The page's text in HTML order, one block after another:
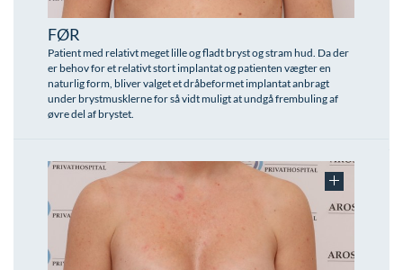
Lunge-astma-allergi
Mave-tarm kirurgi
Menopause- og hormonterapi
Neurologi (hjerne-nervesygdomme)
Plastikkirurgi (rekonstruktiv)
Reumatologi (gigtsygdomme)
Svedproblemer
Ar og strækmærker
Uønsket hårvækst
Hårtab
Aldersprægede håndrygge
Intim konturering/foryngelse
Mandlig genitalområde - forskønnelse
Kosmetisk Plastikkirurgi
Modelopskrivning
Plasmaprodukter i æstetisk, kosmetisk og anti-
aging medicin
Prisliste
Udskrivelse
Kontakt os & Find vej
Kvalitet og patienttilfredshed
Nyttige links
Parkering og opladning på AROS Privathospital
Rygepolitik
Samarbejde mellem specialer
Sengestuer
Vores mål
FØR
Patient med relativt meget lille og fladt bryst og stram hud. Da der
er behov for et relativt stort implantat og patienten vægter en
naturlig form, bliver valget et dråbeformet implantat anbragt
under brystmusklerne for så vidt muligt at undgå frembuling af
øvre del af brystet.